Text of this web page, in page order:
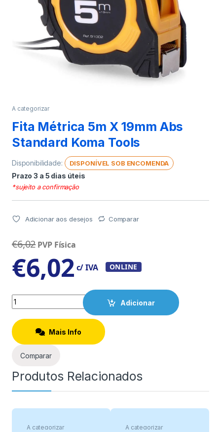
A categorizar
Fita Métrica 5m X 19mm Abs
Standard Koma Tools
Disponibilidade: DISPONÍVEL SOB ENCOMENDA
Prazo 3 a 5 dias úteis
*sujeito a confirmação
Adicionar aos desejos Comparar
€6,02 PVP Física
€6,02 c/ IVA ONLINE
Quantity
Adicionar
Mais Info
Comparar
Produtos Relacionados
A categorizar
A categorizar